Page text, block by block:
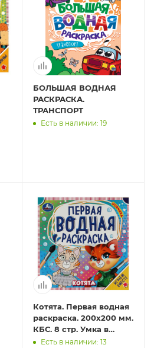
БОЛЬШАЯ ВОДНАЯ
РАСКРАСКА.
ТРАНСПОРТ
Есть в наличии: 19
Котята. Первая водная
раскраска. 200х200 мм.
КБС. 8 стр. Умка в
кор.50шт
Есть в наличии: 13